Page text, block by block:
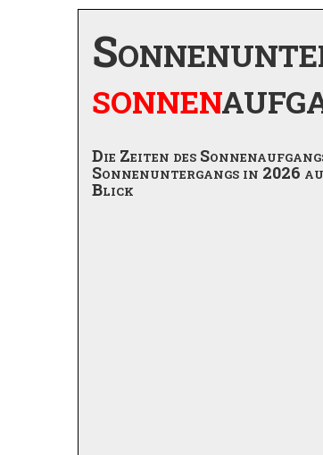
sonnen
Die Zeiten des
Sonnenuntergangs in 2026
Blick